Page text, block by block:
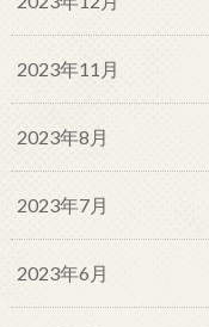
2023年11月
2023年8月
2023年7月
2023年6月